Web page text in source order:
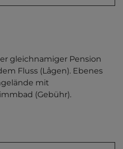
gleichnamiger Pension
Fluss (Lågen). Ebenes
mit
(Gebühr).
Glamping-Zelte zu